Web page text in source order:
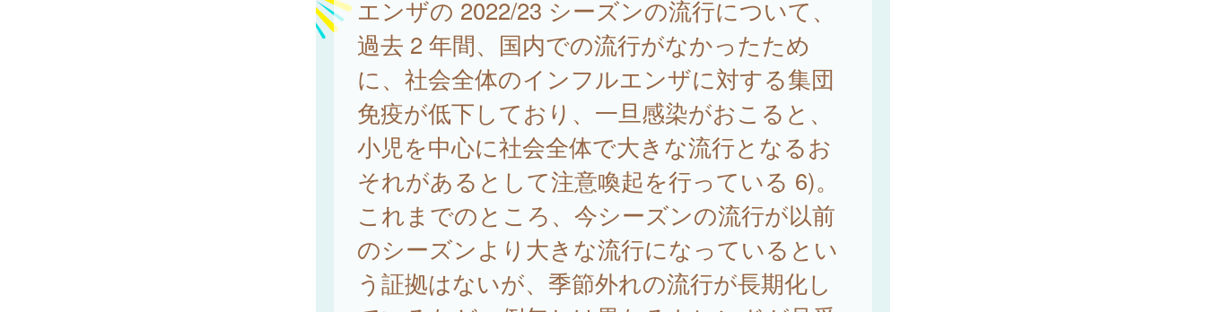
エンザの 2022/23 シーズンの流行について、
過去 2 年間、国内での流行がなかったため
に、社会全体のインフルエンザに対する集団
免疫が低下しており、一旦感染がおこると、
小児を中心に社会全体で大きな流行となるお
それがあるとして注意喚起を行っている 6)。
これまでのところ、今シーズンの流行が以前
のシーズンより大きな流行になっているとい
う証拠はないが、季節外れの流行が長期化し